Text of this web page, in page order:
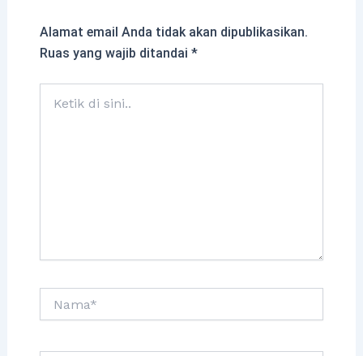
Alamat email Anda tidak akan dipublikasikan.
Ruas yang wajib ditandai *